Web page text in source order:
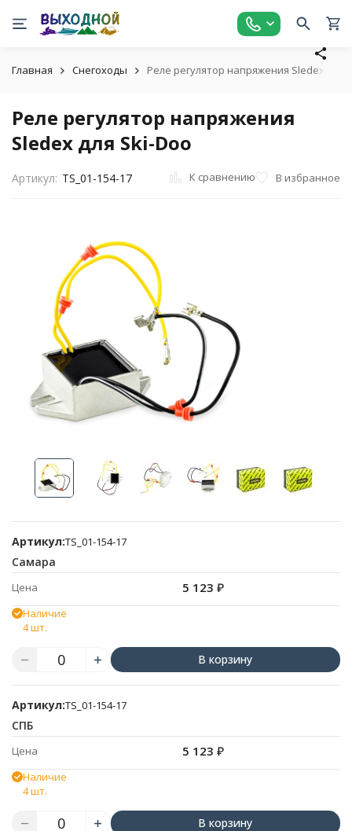
Главная Снегоходы Реле регулятор напряжения Sledex для
Реле регулятор напряжения
Sledex для Ski-Doo
Артикул: TS_01-154-17 К сравнению В избранное
Артикул:TS_01-154-17
Самара
Цена 5 123 ₽
Наличие
4 шт.
В корзину
Артикул:TS_01-154-17
СПБ
Цена 5 123 ₽
Наличие
4 шт.
В корзину